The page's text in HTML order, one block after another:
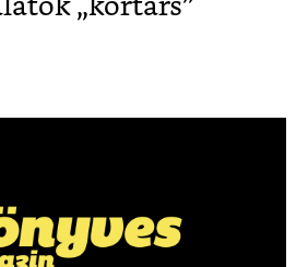
„kortars”